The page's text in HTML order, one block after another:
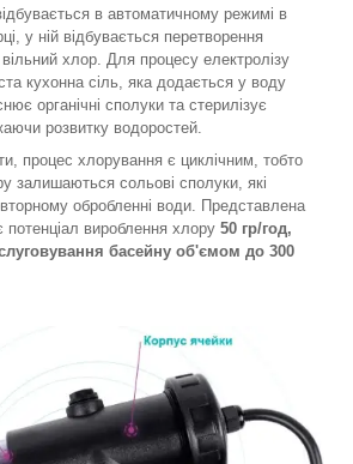
в автоматичному режимі в
у ній відбувається перетворення
вільний хлор. Для процесу електролізу
кухонна сіль, яка додається у воду
органічні сполуки та стерилізує
розвитку водоростей.
процес хлорування є циклічним, тобто
залишаються сольові сполуки, які
обробленні води. Представлена
потенціал вироблення хлору 50 гр/год,
басейну об'ємом до 300